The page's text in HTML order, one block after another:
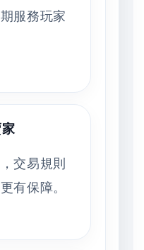
服務玩家
家
交易規則
有保障。